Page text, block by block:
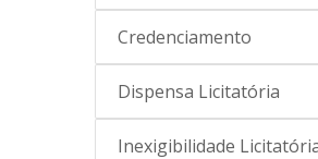
Credenciamento
Dispensa Licitatória
Inexigibilidade